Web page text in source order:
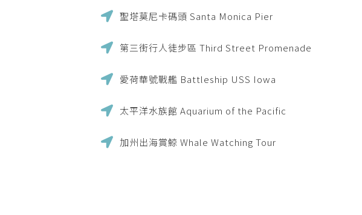
聖塔莫尼卡碼頭 Santa Monica Pier
第三街行人徒步區 Third Street Promenade
愛荷華號戰艦 Battleship USS Iowa
太平洋水族館 Aquarium of the Pacific
加州出海賞鯨 Whale Watching Tour